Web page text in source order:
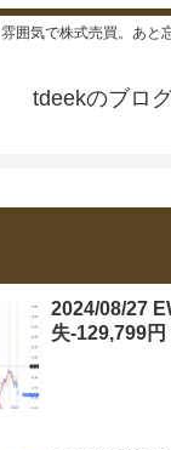
雰囲気で株式売買。あと
tdeekのブロ
2024/08/27
失-129,799円